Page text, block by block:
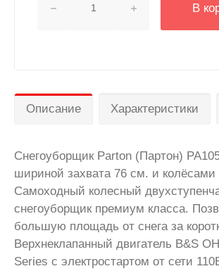
В
Описание Характеристики
Снегоуборщик Parton (Партон)
шириной захвата 76 см. и
Самоходный колесный
снегоуборщик премиум класса.
большую площадь от снега за
Верхнеклапанный двигатель B&S
Series с электростартом от сети